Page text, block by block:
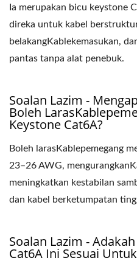
Ia merupakan bicu keystone
direka untuk kabel
belakangKablekemasukan,
pantas tanpa alat penebuk.
Soalan Lazim -
Boleh
Keystone Cat6A?
Boleh larasKablepemegang
23–26 AWG,
meningkatkan kestabilan
dan kabel berketumpatan
Soalan Lazim -
Cat6A Ini Sesuai